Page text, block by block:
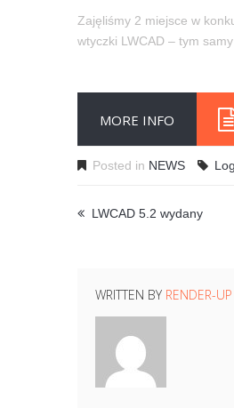
Zajęliśmy 2 miejsce w
wtyczki LWCAD – tym
MORE INFO
Posted in NEWS
LWCAD 5.2 wydany
WRITTEN BY RENDER-UP